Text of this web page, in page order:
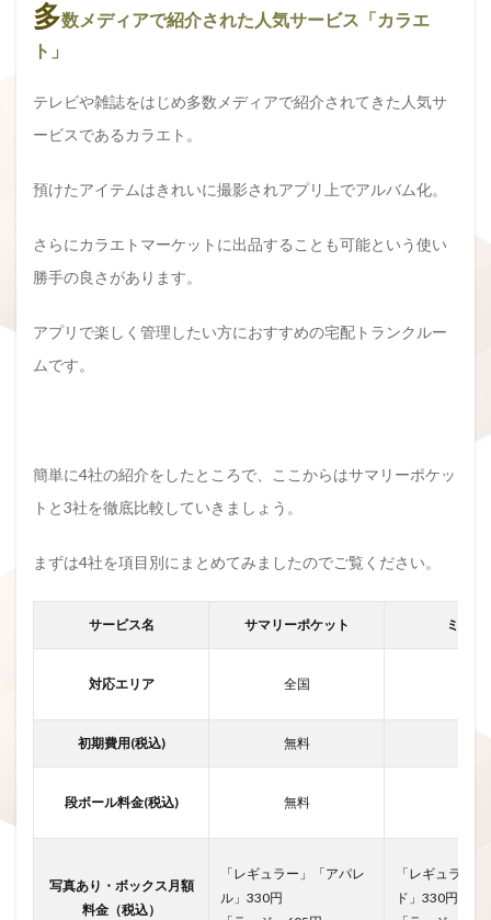
多数メディアで紹介された人気サービス「カラエ
ト」
テレビや雑誌をはじめ多数メディアで紹介されてきた人気サ
ービスであるカラエト。
預けたアイテムはきれいに撮影されアプリ上でアルバム化。
さらにカラエトマーケットに出品することも可能という使い
勝手の良さがあります。
アプリで楽しく管理したい方におすすめの宅配トランクルー
ムです。
簡単に4社の紹介をしたところで、ここからはサマリーポケッ
トと3社を徹底比較していきましょう。
まずは4社を項目別にまとめてみましたのでご覧ください。
サービス名 サマリーポケット ミニク
対応エリア 全国
初期費用(税込) 無料
段ボール料金(税込) 無料
写真あり・ボックス月額
料金（税込）
「レギュラー」「アパレ
ル」330円
「レギュラー
ド」330円